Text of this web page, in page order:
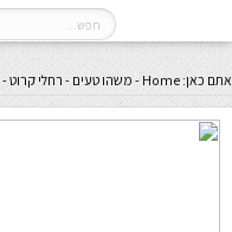
אתם כאן: Home
- משהו טעים - רחלי קרוט-